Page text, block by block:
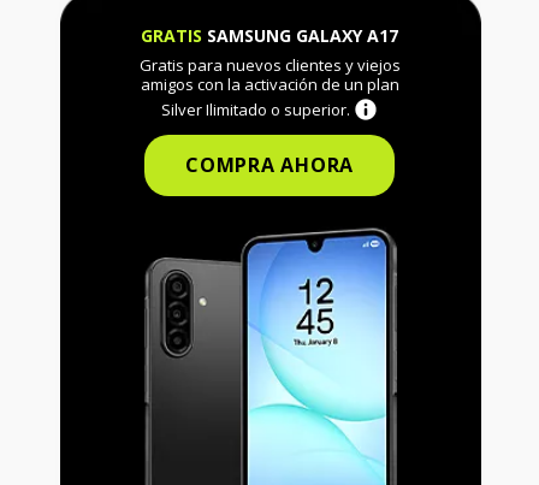
GRATIS SAMSUNG GALAXY A17
Gratis para nuevos clientes y viejos
amigos con la activación de un plan
Silver Ilimitado o superior.
COMPRA AHORA